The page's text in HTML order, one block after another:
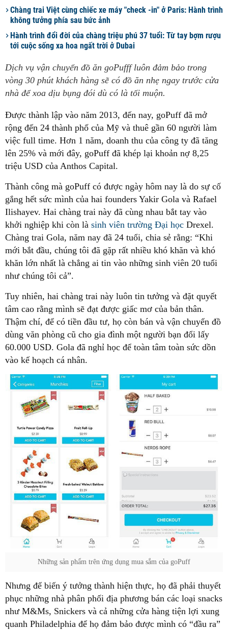
Chàng trai Việt cùng chiếc xe máy "check -in" ở Paris: Hành trình
không tưởng phía sau bức ảnh
Hành trình đổi đời của chàng triệu phú 37 tuổi: Từ tay bợm rượu
tới cuộc sống xa hoa ngất trời ở Dubai
Dịch vụ vận chuyển đồ ăn goPufff luôn đảm bảo trong
vòng 30 phút khách hàng sẽ có đồ ăn nhẹ ngay trước cửa
nhà để xoa dịu bụng đói dù có là tối muộn.
Được thành lập vào năm 2013, đến nay, goPuff đã mở
rộng đến 24 thành phố của Mỹ và thuê gần 60 người làm
việc full time. Hơn 1 năm, doanh thu của công ty đã tăng
lên 25% và mới đây, goPuff đã khép lại khoản nợ 8,25
triệu USD của Anthos Capital.
Thành công mà goPuff có được ngày hôm nay là do sự cố
gắng hết sức mình của hai founders Yakir Gola và Rafael
Ilishayev. Hai chàng trai này đã cùng nhau bắt tay vào
khởi nghiệp khi còn là sinh viên trường Đại học Drexel.
Chàng trai Gola, năm nay đã 24 tuổi, chia sẻ rằng: “Khi
mới bắt đầu, chúng tôi đã gặp rất nhiều khó khăn và khó
khăn lớn nhất là chẳng ai tin vào những sinh viên 20 tuổi
như chúng tôi cả”.
Tuy nhiên, hai chàng trai này luôn tin tưởng và đặt quyết
tâm cao rằng mình sẽ đạt được giấc mơ của bản thân.
Thậm chí, để có tiền đầu tư, họ còn bán và vận chuyển đồ
dùng văn phòng cũ cho gia đình một người bạn đổi lấy
60.000 USD. Gola đã nghỉ học để toàn tâm toàn sức dồn
vào kế hoạch cá nhân.
Những sản phẩm trên ứng dụng mua sắm của goPuff
Nhưng để biến ý tưởng thành hiện thực, họ đã phải thuyết
phục những nhà phân phối địa phương bán các loại snacks
như M&Ms, Snickers và cả những cửa hàng tiện lợi xung
quanh Philadelphia để họ đảm bảo được mình có “đầu ra”